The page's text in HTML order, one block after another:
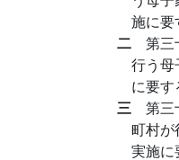
施に要
二 第三
行う母
に要す
三 第三
町村が
実施に